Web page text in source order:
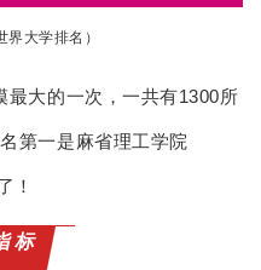
界大学排名）
最大的一次，一共有1300所
第一是麻省理工学院
！
标